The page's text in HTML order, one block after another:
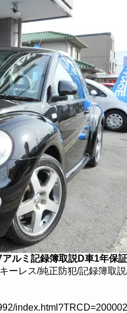
ミ記録簿取説D車1年保証
ーレス/純正防犯/記録簿取